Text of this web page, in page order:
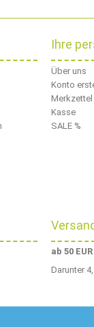
Ihre
Über uns
Konto
Merkzettel
Kasse
SALE %
ab 50 EUR
Darunter